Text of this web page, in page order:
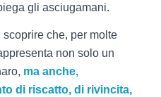
gli asciugamani.
che, per molte
non solo un
ma anche,
di riscatto, di rivincita,